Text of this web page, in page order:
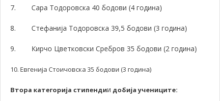
7. Сара Тодоровска 40 бодови (4 година)
8. Стефанија Тодоровска 39,5 бодови (3 година)
9. Кирчо Цветковски Сребров 35 бодови (2 година)
10. Евгенија Стоичовска 35 бодови (3 година)
Втора категорија стипендии добија учениците: